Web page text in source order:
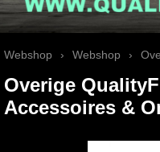
Webshop › Webshop ›
Overige
Accessoires &